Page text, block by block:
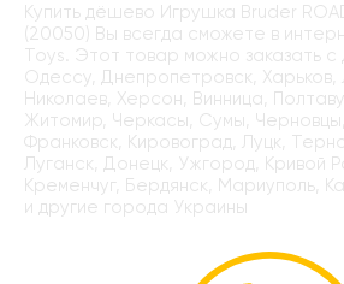
Купить дёшево Игрушка Bruder
(20050) Вы всегда сможете в
Toys. Этот товар можно заказать с
Одессу, Днепропетровск, Харьков,
Николаев, Херсон, Винница,
Житомир, Черкасы, Сумы,
Франковск, Кировоград, Луцк,
Луганск, Донецк, Ужгород, Кривой
Кременчуг, Бердянск, Мариуполь,
и другие города Украины